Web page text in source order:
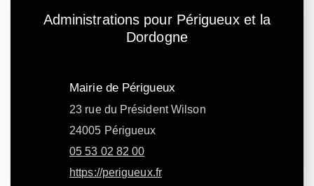
Administrations pour Périgueux et la
Dordogne
Mairie de Périgueux
23 rue du Président Wilson
24005 Périgueux
05 53 02 82 00
https://perigueux.fr